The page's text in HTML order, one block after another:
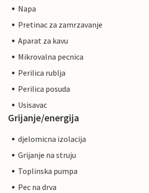
Napa
Pretinac za zamrzavanje
Aparat za kavu
Mikrovalna pecnica
Perilica rublja
Perilica posuda
Usisavac
Grijanje/energija
djelomicna izolacija
Grijanje na struju
Toplinska pumpa
Pec na drva